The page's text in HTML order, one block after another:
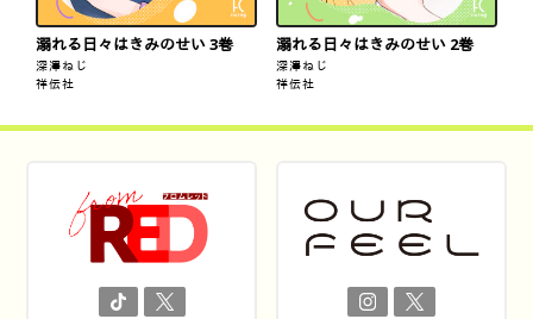
溺れる日々はきみのせい 3巻
深澤ねじ
祥伝社
溺れる日々はきみのせい 2巻
深澤ねじ
祥伝社